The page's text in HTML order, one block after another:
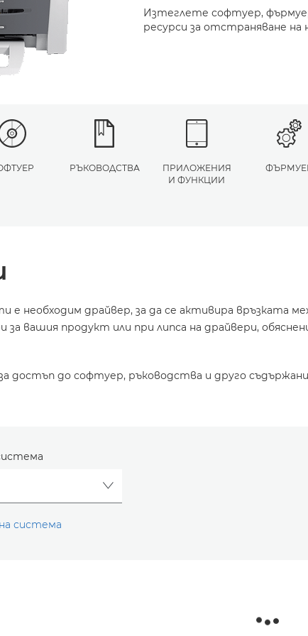
Изтеглете софтуер,
ресурси за отстраняване
РЪКОВОДСТВА
ПРИЛОЖЕНИЯ
И ФУНКЦИИ
е необходим драйвер, за да се активира
вашия продукт или при липса на драйвери,
достъп до софтуер, ръководства и друго
система